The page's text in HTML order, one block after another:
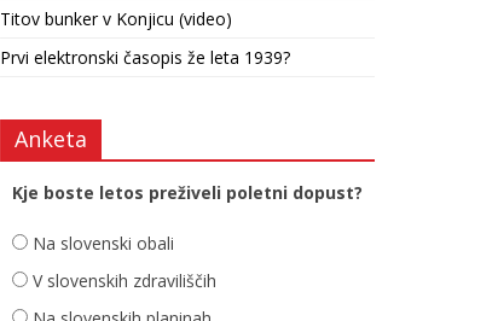
Titov bunker v Konjicu (video)
Prvi elektronski časopis že leta 1939?
Anketa
Kje boste letos preživeli poletni dopust?
Na slovenski obali
V slovenskih zdraviliščih